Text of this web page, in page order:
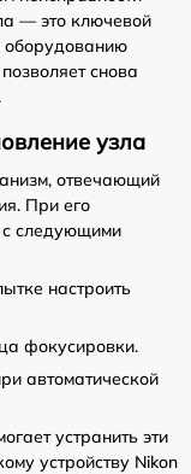
— это ключевой
оборудованию
снова
узла
отвечающий
При его
с следующими
настроить
фокусировки.
автоматической
устранить эти
устройству Nikon